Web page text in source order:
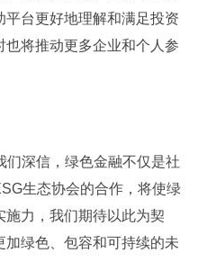
台更好地理解和满足投资
将推动更多企业和个人参
们深信，绿色金融不仅是社
生态协会的合作，将使绿
力，我们期待以此为契
绿色、包容和可持续的未